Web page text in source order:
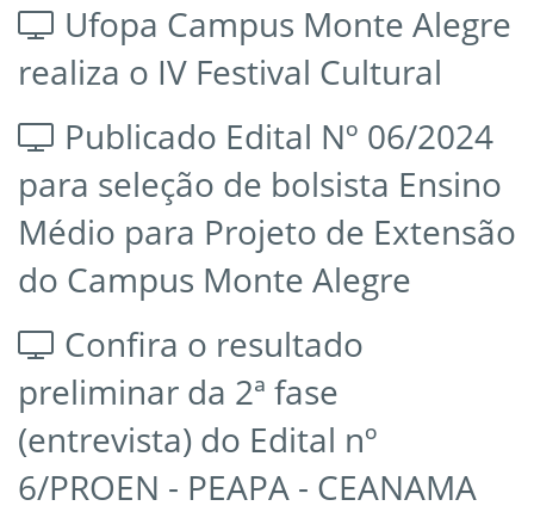
Ufopa Campus Monte Alegre
realiza o IV Festival Cultural
Publicado Edital Nº 06/2024
para seleção de bolsista Ensino
Médio para Projeto de Extensão
do Campus Monte Alegre
Confira o resultado
preliminar da 2ª fase
(entrevista) do Edital nº
6/PROEN - PEAPA - CEANAMA